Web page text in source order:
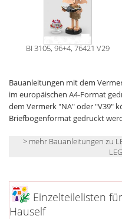
BI 3105, 96+4, 76421 V29
Bauanleitungen mit dem
im europäischen A4-Format
dem Vermerk "NA" oder "V39"
Briefbogenformat gedruckt
> mehr Bauanleitungen zu
Einzelteilelisten
Hauself